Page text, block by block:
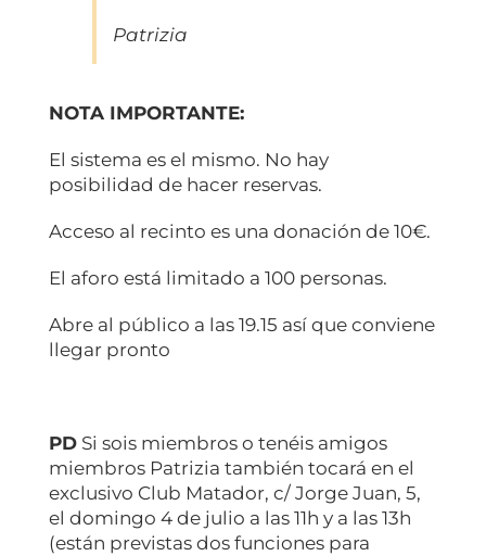
Patrizia
NOTA IMPORTANTE:
El sistema es el mismo. No hay
posibilidad de hacer reservas.
Acceso al recinto es una donación de 10€.
El aforo está limitado a 100 personas.
Abre al público a las 19.15 así que conviene
llegar pronto
PDSi sois miembros o tenéis amigos
miembros Patrizia también tocará en el
exclusivo Club Matador, c/ Jorge Juan, 5,
el domingo 4 de julio a las 11h y a las 13h
(están previstas dos funciones para